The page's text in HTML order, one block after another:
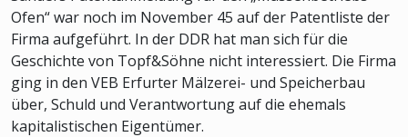
Ofen“ war noch im November 45 auf der Patentliste der
Firma aufgeführt. In der DDR hat man sich für die
Geschichte von Topf&Söhne nicht interessiert. Die Firma
ging in den VEB Erfurter Mälzerei- und Speicherbau
über, Schuld und Verantwortung auf die ehemals
kapitalistischen Eigentümer.